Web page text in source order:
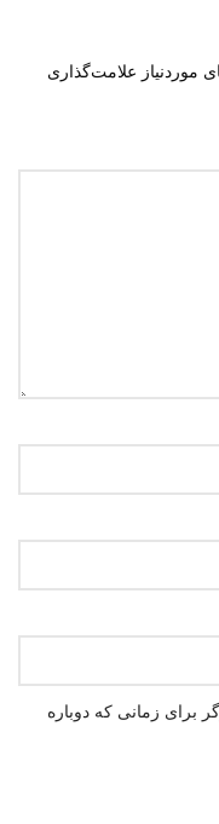
موردنیاز علامت‌گذاری
برای زمانی که دوباره